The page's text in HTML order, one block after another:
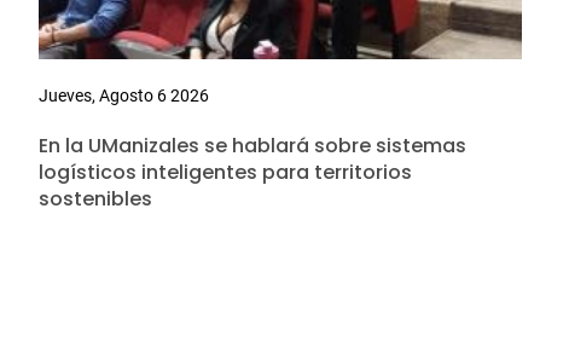
Jueves, Agosto 6 2026
En la UManizales se hablará sobre sistemas
logísticos inteligentes para territorios
sostenibles